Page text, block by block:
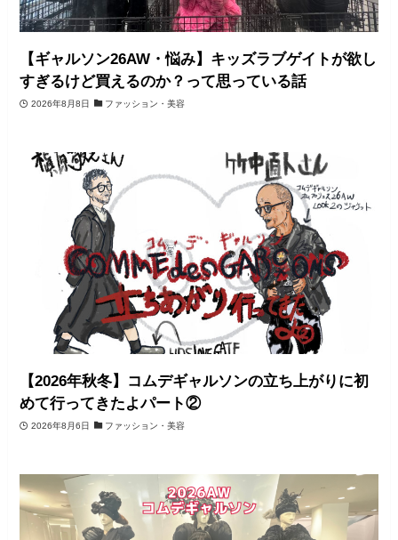
【ギャルソン26AW・悩み】キッズラブゲイトが欲し
すぎるけど買えるのか？って思っている話
2026年8月8日 ファッション・美容
【2026年秋冬】コムデギャルソンの立ち上がりに初
めて行ってきたよパート②
2026年8月6日 ファッション・美容